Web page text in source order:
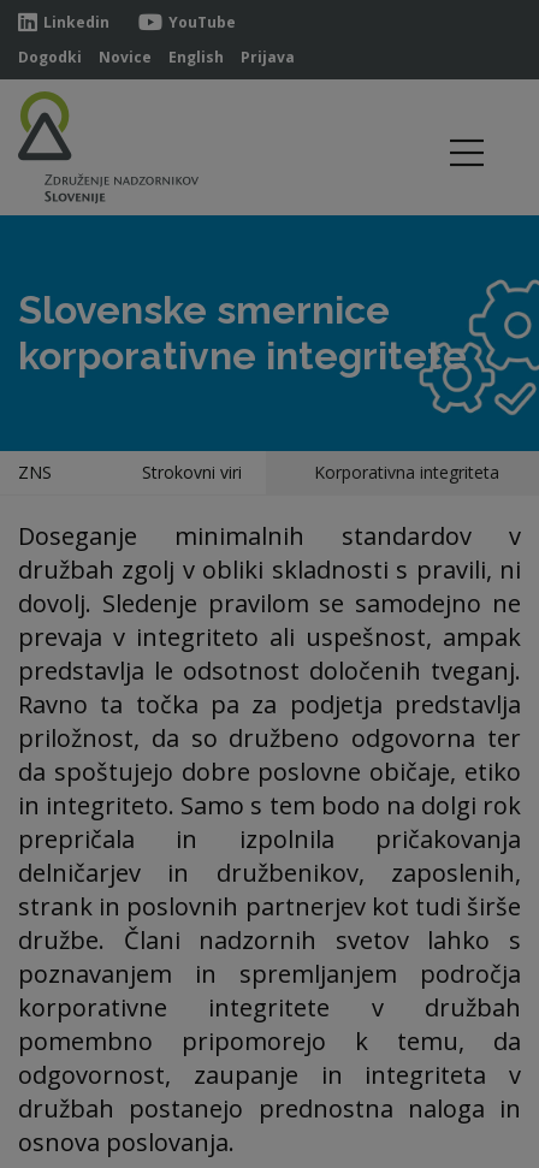
Linkedin
YouTube
Dogodki
Novice English Prijava
Slovenske smernice
korporativne integritete
ZNS Strokovni viri Korporativna integriteta
Doseganje minimalnih standardov v
družbah zgolj v obliki skladnosti s pravili, ni
dovolj. Sledenje pravilom se samodejno ne
prevaja v integriteto ali uspešnost, ampak
predstavlja le odsotnost določenih tveganj.
Ravno ta točka pa za podjetja predstavlja
priložnost, da so družbeno odgovorna ter
da spoštujejo dobre poslovne običaje, etiko
in integriteto. Samo s tem bodo na dolgi rok
prepričala in izpolnila pričakovanja
delničarjev in družbenikov, zaposlenih,
strank in poslovnih partnerjev kot tudi širše
družbe. Člani nadzornih svetov lahko s
poznavanjem in spremljanjem področja
korporativne integritete v družbah
pomembno pripomorejo k temu, da
odgovornost, zaupanje in integriteta v
družbah postanejo prednostna naloga in
osnova poslovanja.